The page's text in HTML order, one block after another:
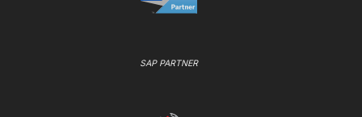
SAP PARTNER